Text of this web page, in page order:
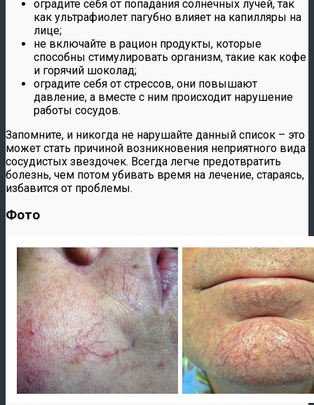
оградите себя от попадания солнечных лучей, так
как ультрафиолет пагубно влияет на капилляры на
лице;
не включайте в рацион продукты, которые
способны стимулировать организм, такие как кофе
и горячий шоколад;
оградите себя от стрессов, они повышают
давление, а вместе с ним происходит нарушение
работы сосудов.
Запомните, и никогда не нарушайте данный список – это
может стать причиной возникновения неприятного вида
сосудистых звездочек. Всегда легче предотвратить
болезнь, чем потом убивать время на лечение, стараясь,
избавится от проблемы.
Фото